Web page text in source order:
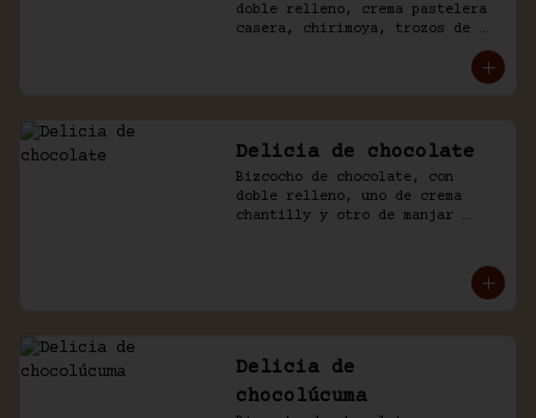
doble relleno, crema pastelera
casera, chirimoya, trozos de
chantilly, decorado con manjar
Delicia de chocolate
Bizcocho de chocolate, con
doble relleno, uno de crema
chantilly y otro de manjar
Delicia de
chocolúcuma